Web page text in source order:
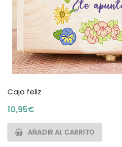
Caja feliz
10,95€
AÑADIR AL CARRITO